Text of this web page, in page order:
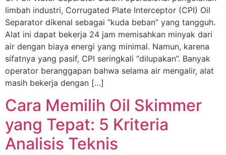
limbah industri, Corrugated Plate Interceptor (CPI) Oil
Separator dikenal sebagai “kuda beban” yang tangguh.
Alat ini dapat bekerja 24 jam memisahkan minyak dari
air dengan biaya energi yang minimal. Namun, karena
sifatnya yang pasif, CPI seringkali “dilupakan”. Banyak
operator beranggapan bahwa selama air mengalir, alat
masih bekerja dengan […]
Cara Memilih Oil Skimmer
yang Tepat: 5 Kriteria
Analisis Teknis